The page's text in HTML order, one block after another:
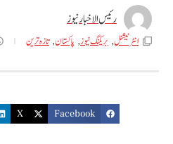
رئیس الاخبار نیوز
انٹر نیشنل, بریکنگ نیوز, پاکستان,تازه ترین
Facebook
X